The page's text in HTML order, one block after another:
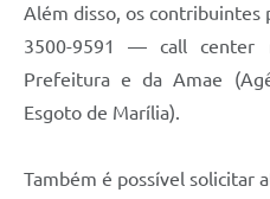
Além disso, os
3500-9591 — call center
Prefeitura e da Amae
Esgoto de Marília).
Também é possível solicitar